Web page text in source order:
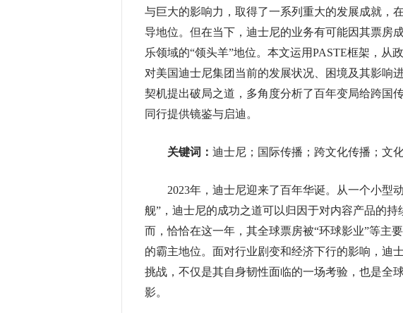
与巨大的影响力，取得了一系列重大的发展成就，
导地位。但在当下，迪士尼的业务有可能因其票房
乐领域的“领头羊”地位。本文运用PASTE框架，从
对美国迪士尼集团当前的发展状况、困境及其影响
契机提出破局之道，多角度分析了百年变局给跨国
同行提供镜鉴与启迪。
关键词： 迪士尼；国际传播；跨文化传播；文
2023年，迪士尼迎来了百年华诞。从一个小型
舰”，迪士尼的成功之道可以归因于对内容产品的
而，恰恰在这一年，其全球票房被“环球影业”等主
的霸主地位。面对行业剧变和经济下行的影响，迪
挑战，不仅是其自身韧性面临的一场考验，也是全
影。